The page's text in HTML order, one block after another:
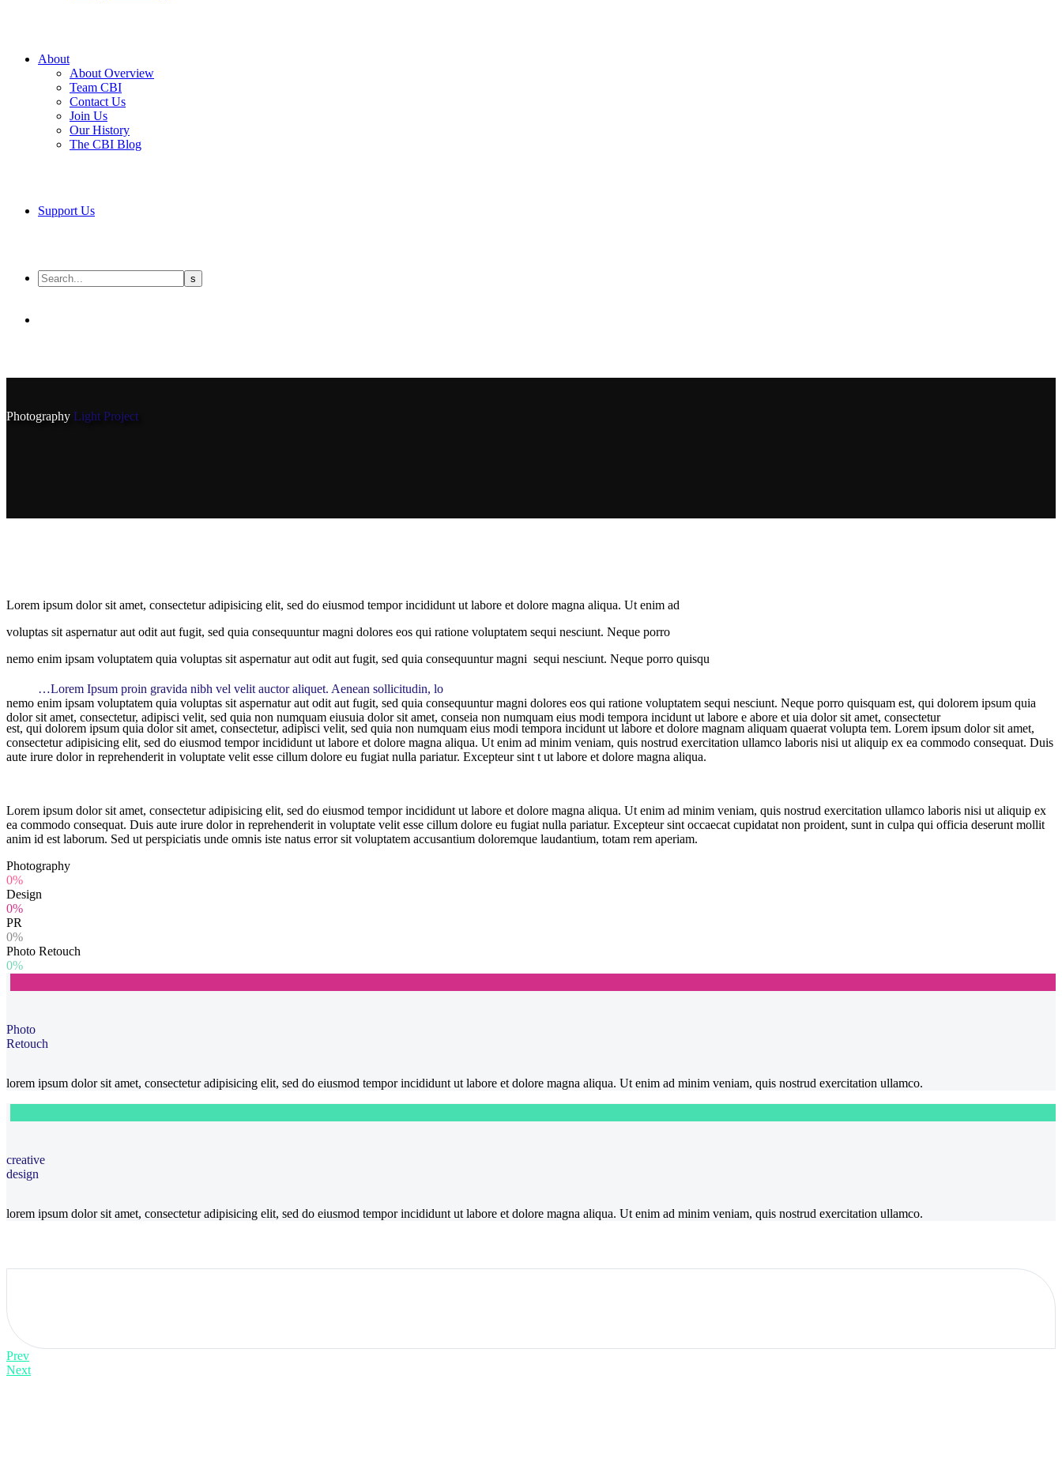
About
About Overview
Team CBI
Contact Us
Join Us
Our History
The CBI Blog
Support Us
Photography Light Project
Lorem ipsum dolor sit amet, consectetur adipisicing elit, sed do eiusmod tempor incididunt ut labore et dolore magna aliqua. Ut enim ad
voluptas sit aspernatur aut odit aut fugit, sed quia consequuntur magni dolores eos qui ratione voluptatem sequi nesciunt. Neque porro
nemo enim ipsam voluptatem quia voluptas sit aspernatur aut odit aut fugit, sed quia consequuntur magni sequi nesciunt. Neque porro quisqu
…Lorem Ipsum proin gravida nibh vel velit auctor aliquet. Aenean sollicitudin, lo
nemo enim ipsam voluptatem quia voluptas sit aspernatur aut odit aut fugit, sed quia consequuntur magni dolores eos qui ratione voluptatem sequi nesciunt. Neque porro quisquam est, qui dolorem ipsum quia
dolor sit amet, consectetur, adipisci velit, sed quia non numquam eiusuia dolor sit amet, conseia non numquam eius modi tempora incidunt ut labore e abore et uia dolor sit amet, consectetur
est, qui dolorem ipsum quia dolor sit amet, consectetur, adipisci velit, sed quia non numquam eius modi tempora incidunt ut labore et dolore magnam aliquam quaerat volupta tem. Lorem ipsum dolor sit amet,
consectetur adipisicing elit, sed do eiusmod tempor incididunt ut labore et dolore magna aliqua. Ut enim ad minim veniam, quis nostrud exercitation ullamco laboris nisi ut aliquip ex ea commodo consequat. Duis
aute irure dolor in reprehenderit in voluptate velit esse cillum dolore eu fugiat nulla pariatur. Excepteur sint t ut labore et dolore magna aliqua.
Lorem ipsum dolor sit amet, consectetur adipisicing elit, sed do eiusmod tempor incididunt ut labore et dolore magna aliqua. Ut enim ad minim veniam, quis nostrud exercitation ullamco laboris nisi ut aliquip ex
ea commodo consequat. Duis aute irure dolor in reprehenderit in voluptate velit esse cillum dolore eu fugiat nulla pariatur. Excepteur sint occaecat cupidatat non proident, sunt in culpa qui officia deserunt mollit
anim id est laborum. Sed ut perspiciatis unde omnis iste natus error sit voluptatem accusantium doloremque laudantium, totam rem aperiam.
Photography
0%
Design
0%
PR
0%
Photo Retouch
0%
Photo
Retouch
lorem ipsum dolor sit amet, consectetur adipisicing elit, sed do eiusmod tempor incididunt ut labore et dolore magna aliqua. Ut enim ad minim veniam, quis nostrud exercitation ullamco.
creative
design
lorem ipsum dolor sit amet, consectetur adipisicing elit, sed do eiusmod tempor incididunt ut labore et dolore magna aliqua. Ut enim ad minim veniam, quis nostrud exercitation ullamco.
Prev
Next